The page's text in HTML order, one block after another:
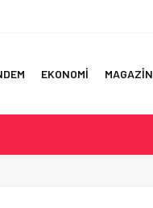
EKONOMİ MAGAZİN